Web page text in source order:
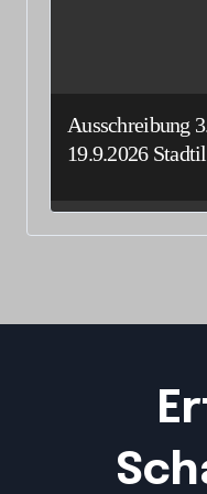
Ausschreibung
19.9.2026